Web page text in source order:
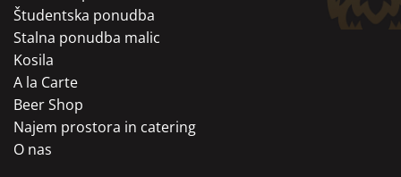
Študentska ponudba
Stalna ponudba malic
Kosila
A la Carte
Beer Shop
Najem prostora in catering
O nas